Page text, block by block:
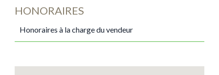
HONORAIRES
Honoraires à la charge du vendeur